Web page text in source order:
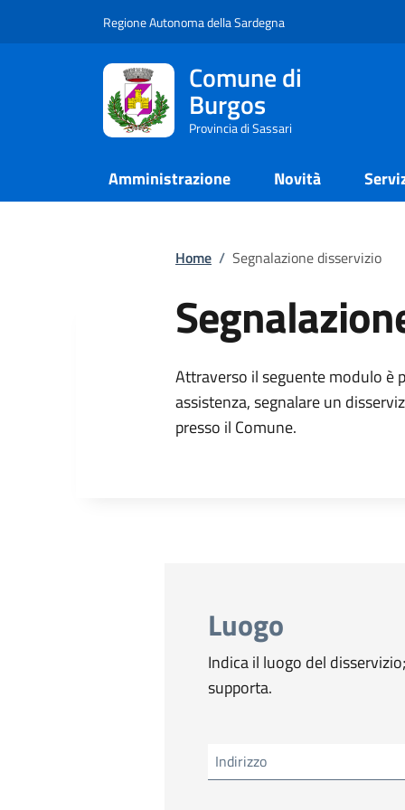
Regione Autonoma della Sardegna
Comune di
Burgos
Provincia di Sassari
Amministrazione Novità
Home / Segnalazione disservizio
Attraverso il seguente modulo è
assistenza, segnalare un
presso il Comune.
Luogo
Indica il luogo del
supporta.
Indirizzo